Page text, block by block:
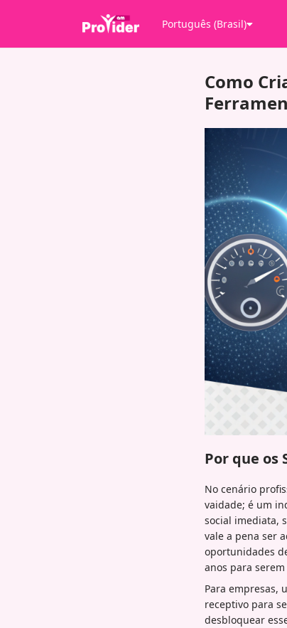
Português (Brasil)
Como
Por que os
No cenário
vaidade; é um
social imediata,
vale a pena ser
oportunidades
anos para
Para empresas,
receptivo para
desbloquear